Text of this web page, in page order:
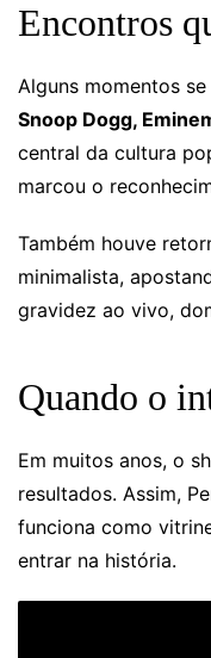
Encontros
Alguns momentos
Snoop Dogg,
central da cultura
marcou o
Também houve
minimalista,
gravidez ao vivo,
Quando o
Em muitos anos, o
resultados. Assim,
funciona como
entrar na história.